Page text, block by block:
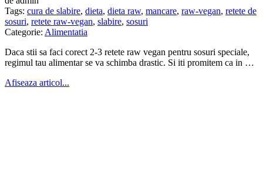
Tags: cura de slabire, dieta, dieta raw, mancare, raw-vegan, retete de
sosuri, retete raw-vegan, slabire, sosuri
Categorie: Alimentatia
Daca stii sa faci corect 2-3 retete raw vegan pentru sosuri speciale,
regimul tau alimentar se va schimba drastic. Si iti promitem ca in …
Afiseaza articol...